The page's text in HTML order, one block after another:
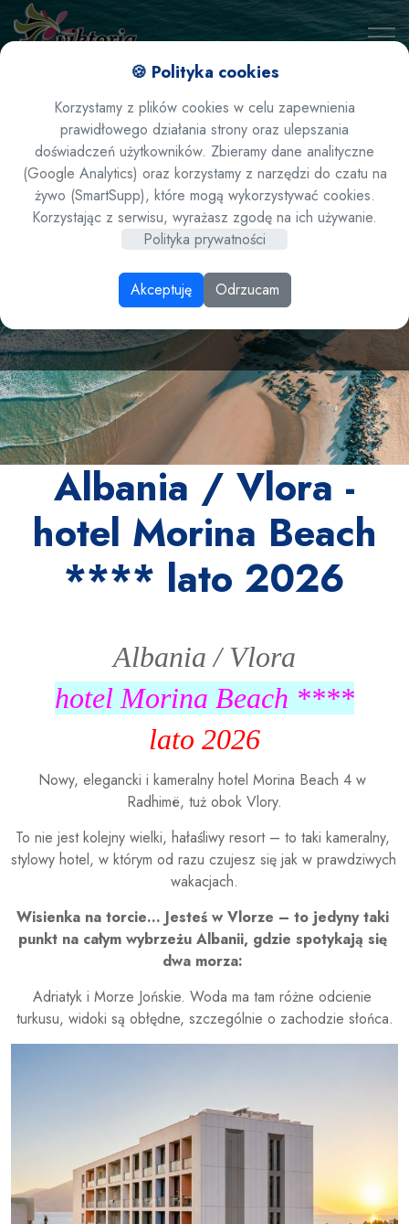
🍪 Polityka cookies
Korzystamy z plików cookies w celu zapewnienia
prawidłowego działania strony oraz ulepszania
doświadczeń użytkowników. Zbieramy dane analityczne
(Google Analytics) oraz korzystamy z narzędzi do czatu na
żywo (SmartSupp), które mogą wykorzystywać cookies.
Korzystając z serwisu, wyrażasz zgodę na ich używanie.
Polityka prywatności
Akceptuję Odrzucam
Albania / Vlora - hotel
Morina Beach **** lato
2026
Albania / Vlora -
hotel Morina Beach
**** lato 2026
Albania / Vlora
hotel Morina Beach ****
lato 2026
Nowy, elegancki i kameralny hotel Morina Beach 4 w
Radhimë, tuż obok Vlory.
To nie jest kolejny wielki, hałaśliwy resort – to taki kameralny,
stylowy hotel, w którym od razu czujesz się jak w prawdziwych
wakacjach.
Wisienka na torcie… Jesteś w Vlorze – to jedyny taki
punkt na całym wybrzeżu Albanii, gdzie spotykają się
dwa morza:
Adriatyk i Morze Jońskie. Woda ma tam różne odcienie
turkusu, widoki są obłędne, szczególnie o zachodzie słońca.